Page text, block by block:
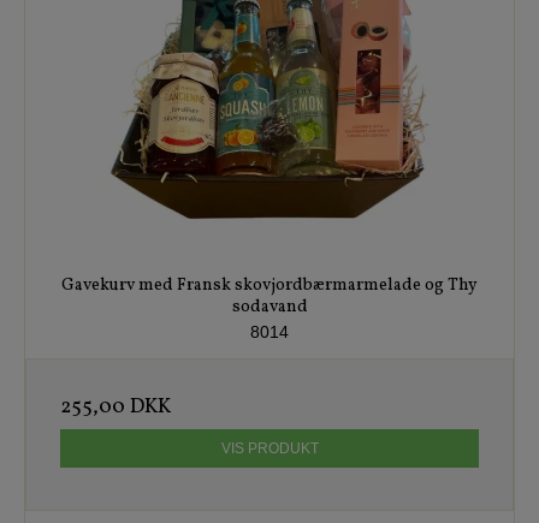
Gavekurv med Fransk skovjordbærmarmelade og Thy
sodavand
8014
255,00 DKK
VIS PRODUKT